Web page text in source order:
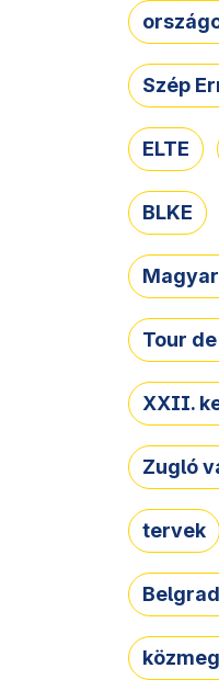
Szép
ELTE
BLKE
Tour
XXII.
Zugló
tervek